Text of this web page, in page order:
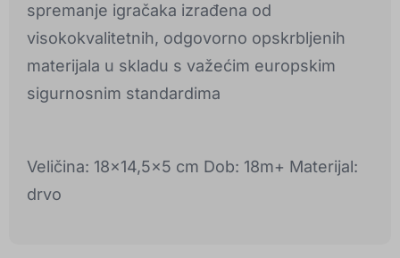
spremanje igračaka izrađena od
visokokvalitetnih, odgovorno opskrbljenih
materijala u skladu s važećim europskim
sigurnosnim standardima
Veličina: 18x14,5x5 cm Dob: 18m+ Materijal:
drvo